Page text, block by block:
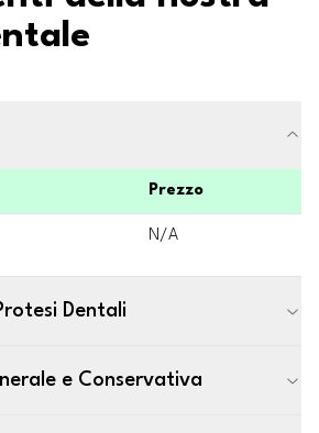
Prezzo
N/A
Dentali
e Conservativa